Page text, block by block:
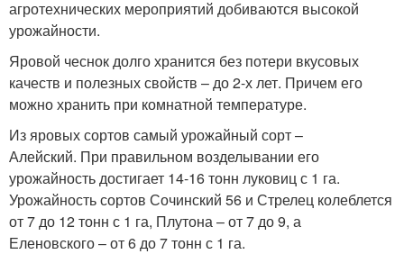
агротехнических мероприятий добиваются высокой
урожайности.
Яровой чеснок долго хранится без потери вкусовых
качеств и полезных свойств – до 2-х лет. Причем его
можно хранить при комнатной температуре.
Из яровых сортов самый урожайный сорт –
Алейский. При правильном возделывании его
урожайность достигает 14-16 тонн луковиц с 1 га.
Урожайность сортов Сочинский 56 и Стрелец колеблется
от 7 до 12 тонн с 1 га, Плутона – от 7 до 9, а
Еленовского – от 6 до 7 тонн с 1 га.